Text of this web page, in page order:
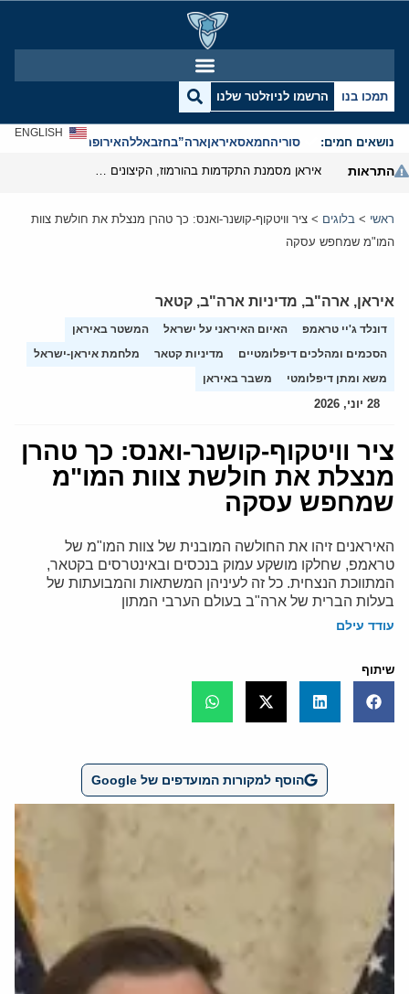
תמכו בנו הרשמו לניוזלטר שלנו
נושאים חמים: סוריהחמאסאיראןארה”בחזבאללהאירופהאנטישמיות
ENGLISH
התראות
ראשי > בלוגים > ציר וויטקוף-קושנר-ואנס: כך טהרן מנצלת את חולשת צוות
המו"מ שמחפש עסקה
איראן, ארה"ב, מדיניות ארה"ב, קטאר
דונלד ג'יי טראמפ האיום האיראני על ישראל
המשטר באיראן
הסכמים ומהלכים דיפלומטיים
מדיניות קטאר
מלחמת איראן-ישראל
משא ומתן דיפלומטי
משבר באיראן
28 יוני, 2026
ציר וויטקוף-קושנר-ואנס: כך טהרן
מנצלת את חולשת צוות המו"מ
שמחפש עסקה
האיראנים זיהו את החולשה המובנית של צוות המו"מ של
טראמפ, שחלקו מושקע עמוק בנכסים ובאינטרסים בקטאר,
המתווכת הנצחית. כל זה לעיניהן המשתאות והמבועתות של
בעלות הברית של ארה"ב בעולם הערבי המתון
עודד עילם
שיתוף
הוסף למקורות המועדפים של Google